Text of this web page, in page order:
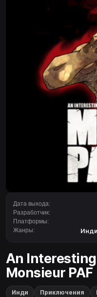
Дата выхода:
Разработчик:
Платформы:
Жанры: Инди
An
Monsieur PAF
Инди Приключения